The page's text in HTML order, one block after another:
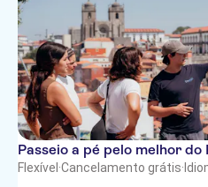
Passeio a pé pelo melhor do
Flexível ·Cancelamento grátis·